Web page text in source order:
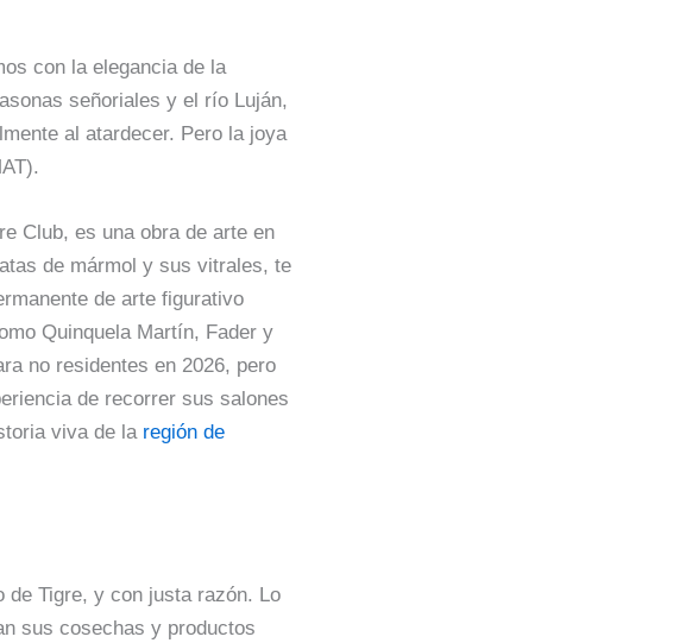
con la elegancia de la
señoriales y el río Luján,
al atardecer. Pero la joya
Club, es una obra de arte en
de mármol y sus vitrales, te
de arte figurativo
Quinquela Martín, Fader y
no residentes en 2026, pero
de recorrer sus salones
viva de la región de
Tigre, y con justa razón. Lo
sus cosechas y productos